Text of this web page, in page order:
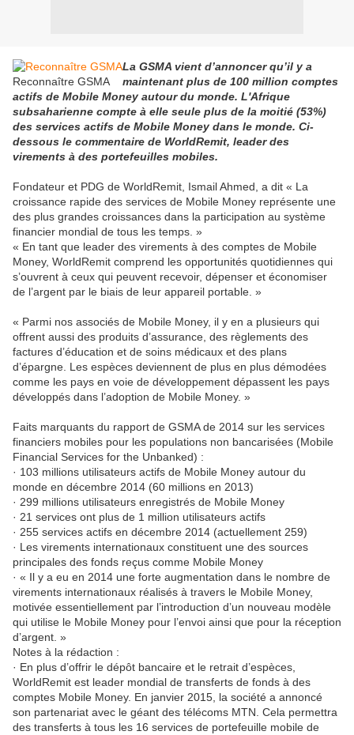
Reconnaître GSMA
La GSMA vient d’annoncer qu’il y a
maintenant plus de 100 million comptes
actifs de Mobile Money autour du monde. L'Afrique
subsaharienne compte à elle seule plus de la moitié (53%)
des services actifs de Mobile Money dans le monde. Ci-
dessous le commentaire de WorldRemit, leader des
virements à des portefeuilles mobiles.
Fondateur et PDG de WorldRemit, Ismail Ahmed, a dit « La
croissance rapide des services de Mobile Money représente une
des plus grandes croissances dans la participation au système
financier mondial de tous les temps. »
« En tant que leader des virements à des comptes de Mobile
Money, WorldRemit comprend les opportunités quotidiennes qui
s’ouvrent à ceux qui peuvent recevoir, dépenser et économiser
de l’argent par le biais de leur appareil portable. »
« Parmi nos associés de Mobile Money, il y en a plusieurs qui
offrent aussi des produits d’assurance, des règlements des
factures d’éducation et de soins médicaux et des plans
d’épargne. Les espèces deviennent de plus en plus démodées
comme les pays en voie de développement dépassent les pays
développés dans l’adoption de Mobile Money. »
Faits marquants du rapport de GSMA de 2014 sur les services
financiers mobiles pour les populations non bancarisées (Mobile
Financial Services for the Unbanked) :
· 103 millions utilisateurs actifs de Mobile Money autour du
monde en décembre 2014 (60 millions en 2013)
· 299 millions utilisateurs enregistrés de Mobile Money
· 21 services ont plus de 1 million utilisateurs actifs
· 255 services actifs en décembre 2014 (actuellement 259)
· Les virements internationaux constituent une des sources
principales des fonds reçus comme Mobile Money
· « Il y a eu en 2014 une forte augmentation dans le nombre de
virements internationaux réalisés à travers le Mobile Money,
motivée essentiellement par l’introduction d’un nouveau modèle
qui utilise le Mobile Money pour l’envoi ainsi que pour la réception
d’argent. »
Notes à la rédaction :
· En plus d’offrir le dépôt bancaire et le retrait d’espèces,
WorldRemit est leader mondial de transferts de fonds à des
comptes Mobile Money. En janvier 2015, la société a annoncé
son partenariat avec le géant des télécoms MTN. Cela permettra
des transferts à tous les 16 services de portefeuille mobile de